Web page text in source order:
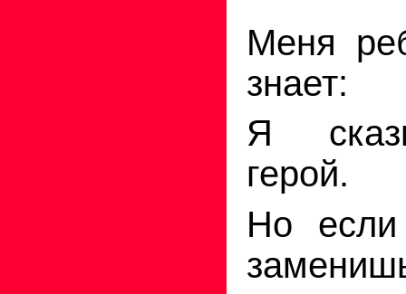
Меня
знает:
Я
герой.
Но